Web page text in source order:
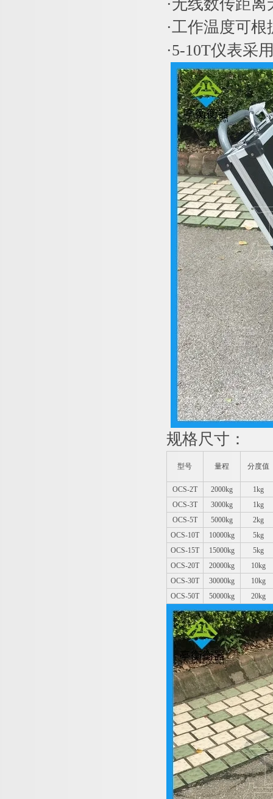
·无线数传距
·工作温度可
·5-10T仪表采
规格尺寸：
型号 量程 分度值
OCS-2T 2000kg
1kg
OCS-3T
3000kg
1kg
OCS-5T
5000kg
2kg
OCS-10T
10000kg
5kg
OCS-15T
15000kg
5kg
OCS-20T
20000kg
10kg
OCS-30T
30000kg
10kg
OCS-50T
50000kg 20kg